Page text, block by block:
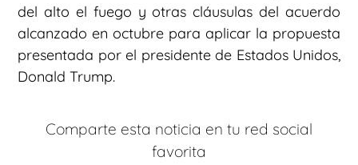
del alto el fuego y otras cláusulas del acuerdo
alcanzado en octubre para aplicar la propuesta
presentada por el presidente de Estados Unidos,
Donald Trump.
Comparte esta noticia en tu red social
favorita